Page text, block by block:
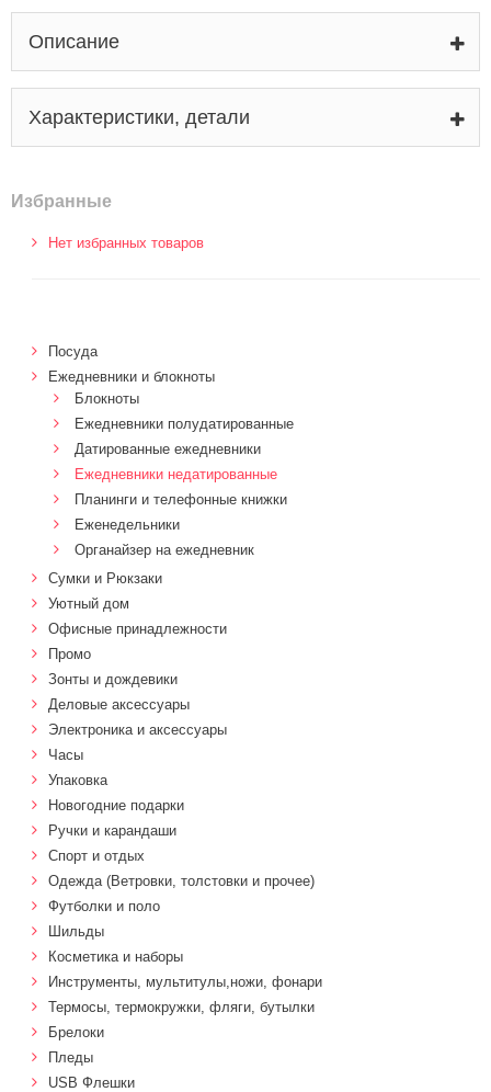
Описание
Характеристики, детали
Избранные
Нет избранных товаров
Посуда
Ежедневники и блокноты
Блокноты
Ежедневники полудатированные
Датированные ежедневники
Ежедневники недатированные
Планинги и телефонные книжки
Еженедельники
Органайзер на ежедневник
Сумки и Рюкзаки
Уютный дом
Офисные принадлежности
Промо
Зонты и дождевики
Деловые аксессуары
Электроника и аксессуары
Часы
Упаковка
Новогодние подарки
Ручки и карандаши
Спорт и отдых
Одежда (Ветровки, толстовки и прочее)
Футболки и поло
Шильды
Косметика и наборы
Инструменты, мультитулы,ножи, фонари
Термосы, термокружки, фляги, бутылки
Брелоки
Пледы
USB Флешки